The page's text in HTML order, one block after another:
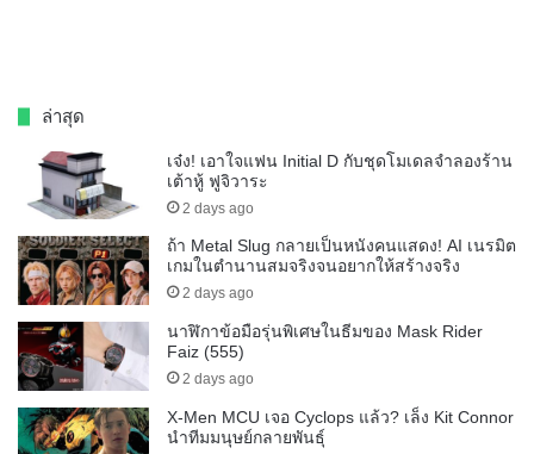
ล่าสุด
เจ๋ง! เอาใจแฟน Initial D กับชุดโมเดลจำลองร้าน
เต้าหู้ ฟูจิวาระ
2 days ago
ถ้า Metal Slug กลายเป็นหนังคนแสดง! AI เนรมิต
เกมในตำนานสมจริงจนอยากให้สร้างจริง
2 days ago
นาฬิกาข้อมือรุ่นพิเศษในธีมของ Mask Rider
Faiz (555)
2 days ago
X-Men MCU เจอ Cyclops แล้ว? เล็ง Kit Connor
นำทีมมนุษย์กลายพันธุ์